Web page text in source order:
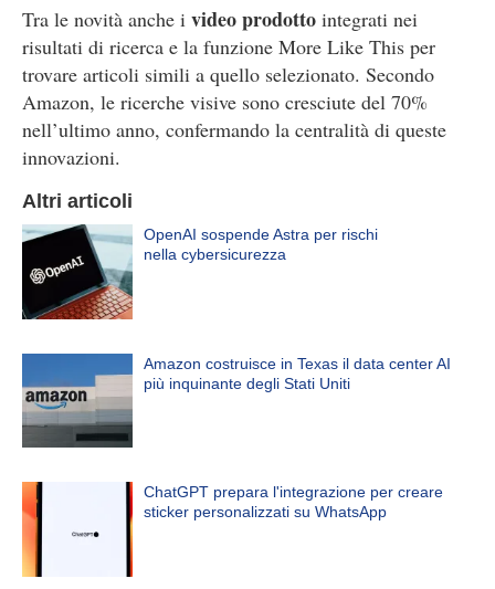
Tra le novità anche i video prodotto integrati nei
risultati di ricerca e la funzione More Like This per
trovare articoli simili a quello selezionato. Secondo
Amazon, le ricerche visive sono cresciute del 70%
nell’ultimo anno, confermando la centralità di queste
innovazioni.
Altri articoli
OpenAI sospende Astra per rischi
nella cybersicurezza
Amazon costruisce in Texas il data center AI
più inquinante degli Stati Uniti
ChatGPT prepara l'integrazione per creare
sticker personalizzati su WhatsApp